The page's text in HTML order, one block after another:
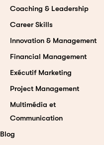
Coaching & Leadership
Career Skills
Innovation & Management
Financial Management
Exécutif Marketing
Project Management
Multimédia et
Communication
Blog